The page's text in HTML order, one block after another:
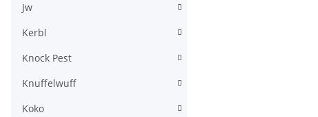
Jw
Kerbl
Knock Pest
Knuffelwuff
Koko